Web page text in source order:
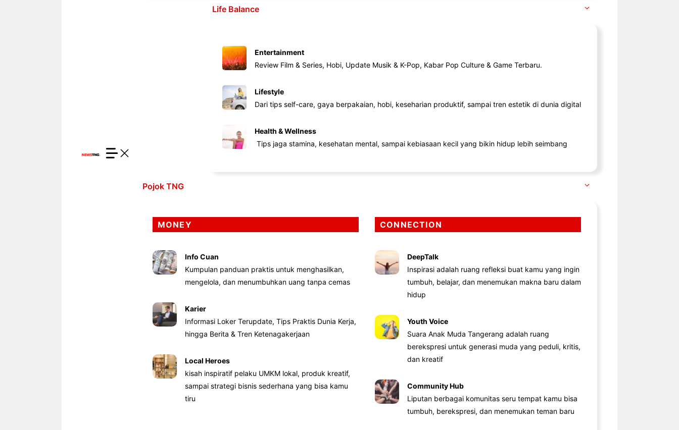
Life Balance
Entertainment
Review Film & Series, Hobi, Update Musik & K-Pop, Kabar Pop Culture & Game Terbaru.
Lifestyle
Dari tips self-care, gaya berpakaian, hobi, keseharian produktif, sampai tren estetik di dunia digital
Health & Wellness
Tips jaga stamina, kesehatan mental, sampai kebiasaan kecil yang bikin hidup lebih seimbang
Pojok TNG
MONEY
Info Cuan
Kumpulan panduan praktis untuk menghasilkan,
mengelola, dan menumbuhkan uang tanpa cemas
Karier
Informasi Loker Terupdate, Tips Praktis Dunia Kerja,
hingga Berita & Tren Ketenagakerjaan
Local Heroes
kisah inspiratif pelaku UMKM lokal, produk kreatif,
sampai strategi bisnis sederhana yang bisa kamu
tiru
CONNECTION
DeepTalk
Inspirasi adalah ruang refleksi buat kamu yang ingin
tumbuh, belajar, dan menemukan makna baru dalam
hidup
Youth Voice
Suara Anak Muda Tangerang adalah ruang
berekspresi untuk generasi muda yang peduli, kritis,
dan kreatif
Community Hub
Liputan berbagai komunitas seru tempat kamu bisa
tumbuh, berekspresi, dan menemukan teman baru